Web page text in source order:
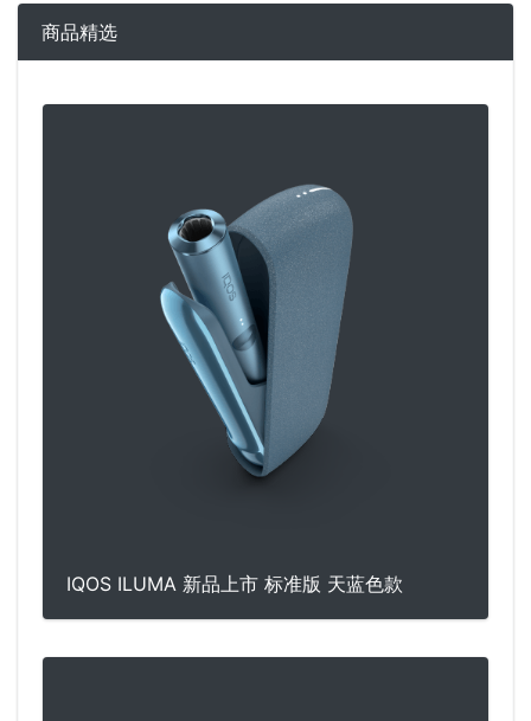
商品精选
IQOS ILUMA 新品上市 标准版 天蓝色款